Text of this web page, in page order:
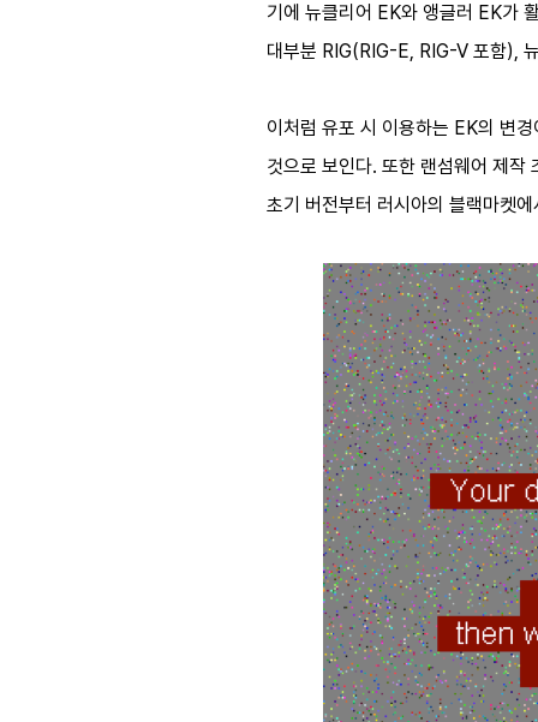
기에 뉴클리어 EK와 앵글러 EK가
대부분 RIG(RIG-E, RIG-V 포함),
이처럼 유포 시 이용하는 EK의 변
것으로 보인다. 또한 랜섬웨어 제작
초기 버전부터 러시아의 블랙마켓